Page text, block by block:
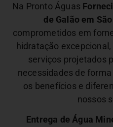
Na Pronto Águas
de Galão em
comprometidos em
hidratação
serviços projetados
necessidades de
os benefícios e
nossos
Entrega de Água